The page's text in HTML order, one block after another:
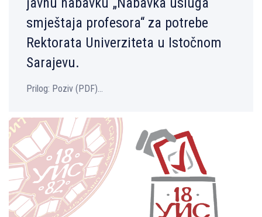
smještaja profesora“ za potrebe
Rektorata Univerziteta u Istočnom
Sarajevu.
Prilog: Poziv (PDF)...